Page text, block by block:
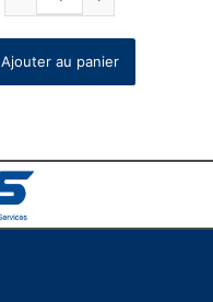
Ajouter au panier